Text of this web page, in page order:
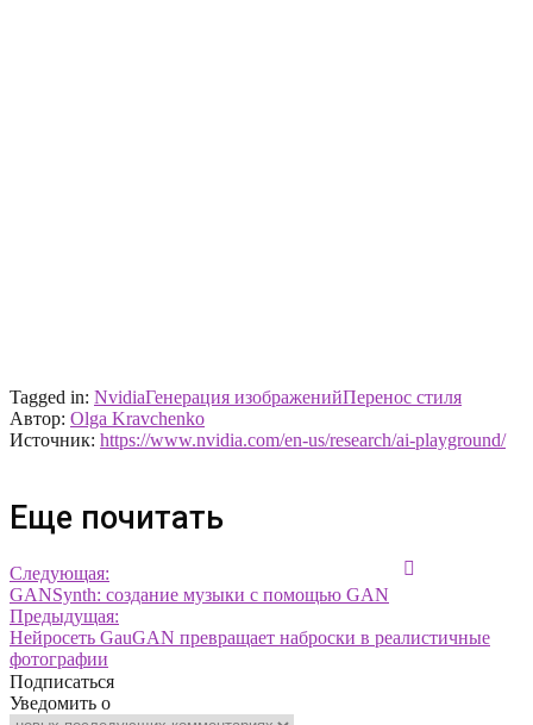
Tagged in: NvidiaГенерация изображенийПеренос стиля
Автор: Olga Kravchenko
Источник: https://www.nvidia.com/en-us/research/ai-playground/
Еще почитать
Следующая:
GANSynth: создание музыки с помощью GAN
Предыдущая:
Нейросеть GauGAN превращает наброски в реалистичные
фотографии
Подписаться
Уведомить о